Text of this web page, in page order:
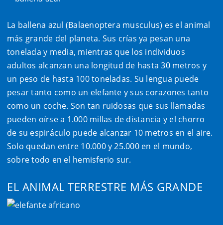
La ballena azul (Balaenoptera musculus) es el animal
más grande del planeta. Sus crías ya pesan una
tonelada y media, mientras que los individuos
adultos alcanzan una longitud de hasta 30 metros y
un peso de hasta 100 toneladas. Su lengua puede
pesar tanto como un elefante y sus corazones tanto
como un coche. Son tan ruidosas que sus llamadas
pueden oírse a 1.000 millas de distancia y el chorro
de su espiráculo puede alcanzar 10 metros en el aire.
Solo quedan entre 10.000 y 25.000 en el mundo,
sobre todo en el hemisferio sur.
EL ANIMAL TERRESTRE MÁS GRANDE